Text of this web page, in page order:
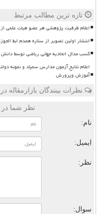
تازه ترین مطالب مرتبط
اعلام ظرفیت پژوهشی هر عضو هیات علمی از
انتشار اولین تصویر از ستاره همدم ابط الجوزا
کسب مدال اتحادیه جهانی ریاضی توسط
اعلام نتایج آزمون مدارس سمپاد و نمونه
آموزش وپرورش
نظرات بینندگان بازارمقاله
نظر شما
نام:
ایمیل:
نظر:
سوال: